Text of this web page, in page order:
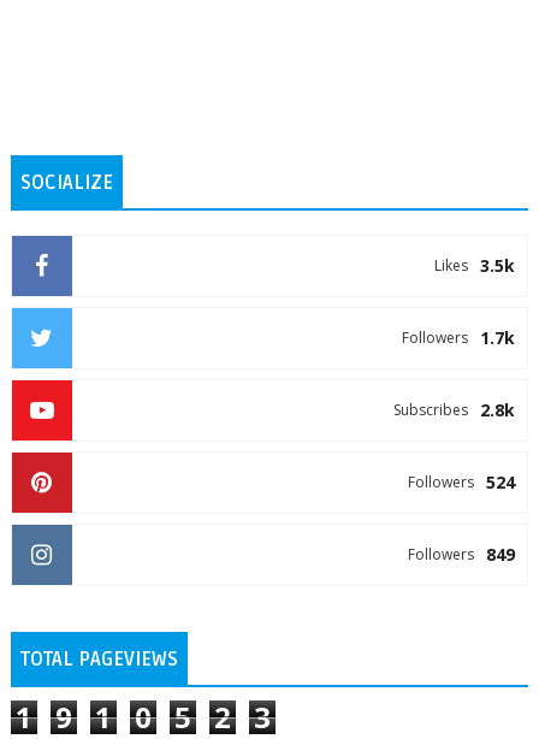
SOCIALIZE
3.5k
Likes
1.7k
Followers
2.8k
Subscribes
524
Followers
849
Followers
TOTAL PAGEVIEWS
1 9 1 0 5 2 3